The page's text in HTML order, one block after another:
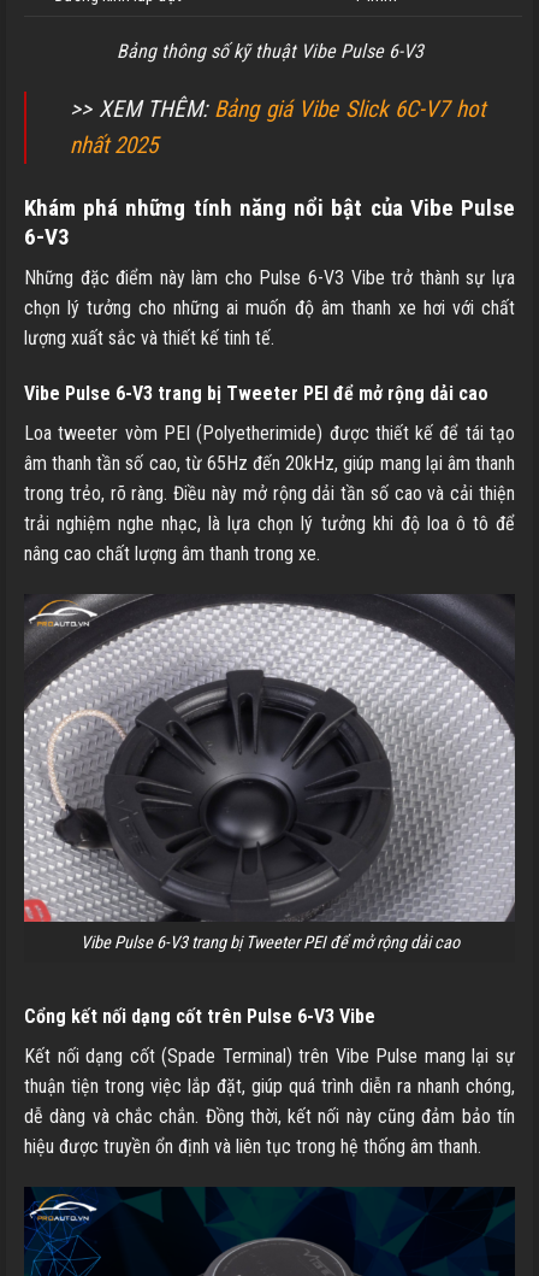
Bảng thông số kỹ thuật Vibe Pulse 6-V3
>> XEM THÊM: Bảng giá Vibe Slick 6C-V7 hot
nhất 2025
Khám phá những tính năng nổi bật của Vibe Pulse
6-V3
Những đặc điểm này làm cho Pulse 6-V3 Vibe trở thành sự lựa
chọn lý tưởng cho những ai muốn độ âm thanh xe hơi với chất
lượng xuất sắc và thiết kế tinh tế.
Vibe Pulse 6-V3 trang bị Tweeter PEI để mở rộng dải cao
Loa tweeter vòm PEI (Polyetherimide) được thiết kế để tái tạo
âm thanh tần số cao, từ 65Hz đến 20kHz, giúp mang lại âm thanh
trong trẻo, rõ ràng. Điều này mở rộng dải tần số cao và cải thiện
trải nghiệm nghe nhạc, là lựa chọn lý tưởng khi độ loa ô tô để
nâng cao chất lượng âm thanh trong xe.
Vibe Pulse 6-V3 trang bị Tweeter PEI để mở rộng dải cao
Cổng kết nối dạng cốt trên Pulse 6-V3 Vibe
Kết nối dạng cốt (Spade Terminal) trên Vibe Pulse mang lại sự
thuận tiện trong việc lắp đặt, giúp quá trình diễn ra nhanh chóng,
dễ dàng và chắc chắn. Đồng thời, kết nối này cũng đảm bảo tín
hiệu được truyền ổn định và liên tục trong hệ thống âm thanh.